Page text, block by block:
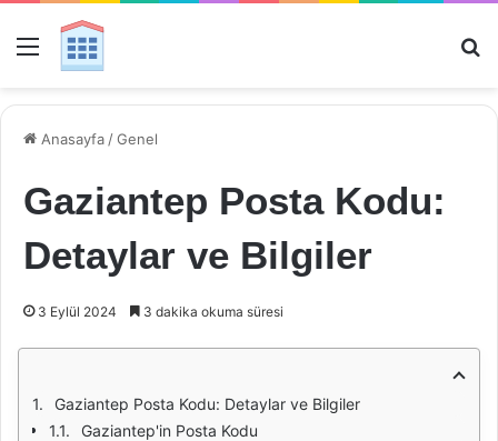
Menü
Anasayfa /Genel
Gaziantep Posta Kodu:
Detaylar ve Bilgiler
3 Eylül 2024 3 dakika okuma süresi
Gaziantep Posta Kodu: Detaylar ve Bilgiler
Gaziantep'in Posta Kodu